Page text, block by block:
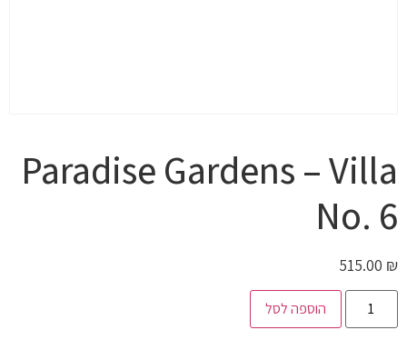
Paradise Gardens – Villa
No. 6
515.00 ₪
הוספה לסל